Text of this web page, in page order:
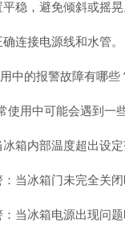
稳，避免倾斜或摇晃
连接电源线和水管。
中的报警故障有哪些
使用中可能会遇到一
箱内部温度超出设定
当冰箱门未完全关闭
当冰箱电源出现问